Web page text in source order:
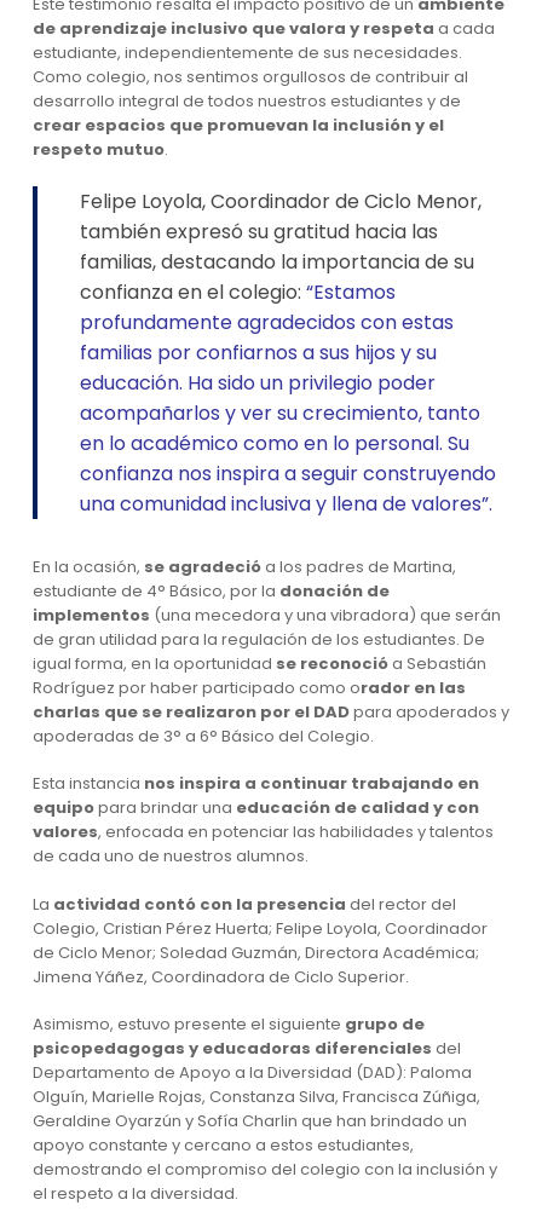
de aprendizaje inclusivo que valora y respeta a cada
estudiante, independientemente de sus necesidades.
Como colegio, nos sentimos orgullosos de contribuir al
desarrollo integral de todos nuestros estudiantes y de
crear espacios que promuevan la inclusión y el
respeto mutuo.
Felipe Loyola, Coordinador de Ciclo Menor,
también expresó su gratitud hacia las
familias, destacando la importancia de su
confianza en el colegio:“Estamos
profundamente agradecidos con estas
familias por confiarnos a sus hijos y su
educación. Ha sido un privilegio poder
acompañarlos y ver su crecimiento, tanto
en lo académico como en lo personal. Su
confianza nos inspira a seguir construyendo
una comunidad inclusiva y llena de valores”.
En la ocasión, se agradecióa los padres de Martina,
estudiante de 4° Básico, por la donación de
implementos (una mecedora y una vibradora) que serán
de gran utilidad para la regulación de los estudiantes. De
igual forma, en la oportunidad se reconocióa Sebastián
Rodríguez por haber participado como orador en las
charlas que se realizaron por el DADpara apoderados y
apoderadas de 3° a 6° Básico del Colegio.
Esta instancia nos inspira a continuar trabajando en
equipopara brindar una educación de calidad y con
valores, enfocada en potenciar las habilidades y talentos
de cada uno de nuestros alumnos.
La actividad contó con la presencia del rector del
Colegio, Cristian Pérez Huerta; Felipe Loyola, Coordinador
de Ciclo Menor; Soledad Guzmán, Directora Académica;
Jimena Yáñez, Coordinadora de Ciclo Superior.
Asimismo, estuvo presente el siguiente grupo de
psicopedagogas y educadoras diferenciales del
Departamento de Apoyo a la Diversidad (DAD): Paloma
Olguín, Marielle Rojas, Constanza Silva, Francisca Zúñiga,
Geraldine Oyarzún y Sofía Charlin que han brindado un
apoyo constante y cercano a estos estudiantes,
demostrando el compromiso del colegio con la inclusión y
el respeto a la diversidad.